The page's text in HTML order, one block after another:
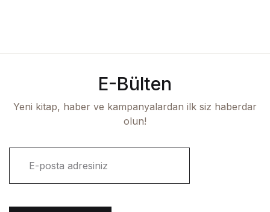
E-Bülten
Yeni kitap, haber ve kampanyalardan ilk siz haberdar
olun!